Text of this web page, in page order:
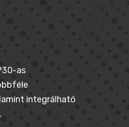
as
integrálható